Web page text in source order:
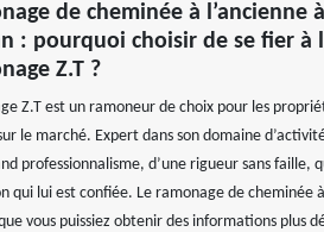
de cheminée à l’ancienne
: pourquoi choisir de se fier à
Z.T ?
Z.T est un ramoneur de choix pour les
le marché. Expert dans son domaine
professionnalisme, d’une rigueur sans faille,
qui lui est confiée. Le ramonage de cheminée
vous puissiez obtenir des informations plus